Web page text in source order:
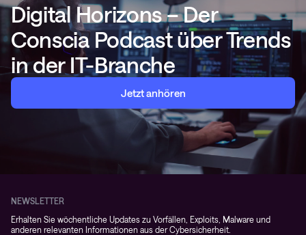
Digital Horizons – Der
Conscia Podcast über Trends
in der IT-Branche
Jetzt anhören
NEWSLETTER
Erhalten Sie wöchentliche Updates zu Vorfällen, Exploits, Malware und
anderen relevanten Informationen aus der Cybersicherheit.